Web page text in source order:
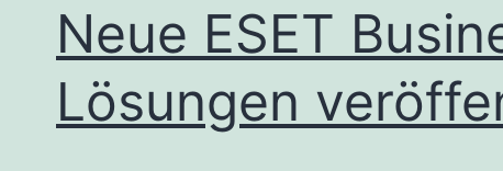
Neue ESET
Lösungen